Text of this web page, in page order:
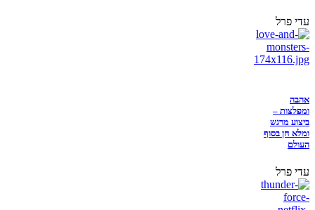
עדי פרל
אהבה
ומפלצות –
ביצוע מרגש
ומלא חן בסוף
העולם
עדי פרל